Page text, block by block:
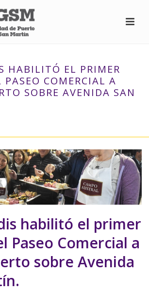
HABILITÓ EL PRIMER
COMERCIAL A
SOBRE AVENIDA SAN
habilitó el primer
Paseo Comercial a
sobre Avenida